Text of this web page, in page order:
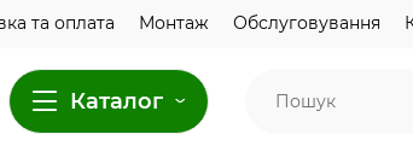
та оплата Монтаж Обслуговування
Каталог